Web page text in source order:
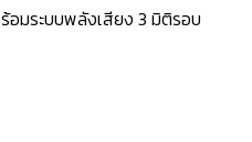
มระบบพลังเสียง 3 มิติรอบ